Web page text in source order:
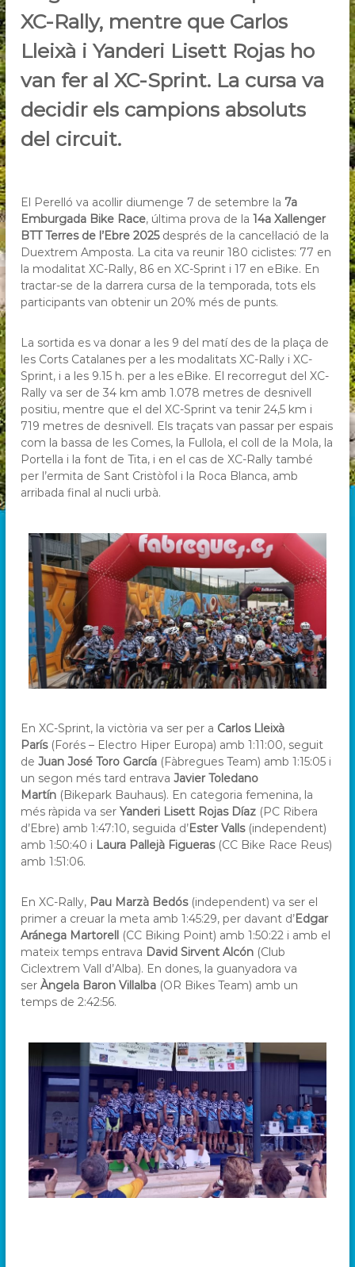
XC-Rally, mentre que Carlos
Lleixà i Yanderi Lisett Rojas ho
van fer al XC-Sprint. La cursa va
decidir els campions absoluts
del circuit.
El Perelló va acollir diumenge 7 de setembre la 7a
Emburgada Bike Race, última prova de la14a Xallenger
BTT Terres de l’Ebre 2025després de la cancel·lació de la
Duextrem Amposta. La cita va reunir 180 ciclistes: 77 en
la modalitat XC-Rally, 86 en XC-Sprint i 17 en eBike. En
tractar-se de la darrera cursa de la temporada, tots els
participants van obtenir un 20% més de punts.
La sortida es va donar a les 9 del matí des de la plaça de
les Corts Catalanes per a les modalitats XC-Rally i XC-
Sprint, i a les 9.15 h. per a les eBike. El recorregut del XC-
Rally va ser de 34 km amb 1.078 metres de desnivell
positiu, mentre que el del XC-Sprint va tenir 24,5 km i
719 metres de desnivell. Els traçats van passar per espais
com la bassa de les Comes, la Fullola, el coll de la Mola, la
Portella i la font de Tita, i en el cas de XC-Rally també
per l’ermita de Sant Cristòfol i la Roca Blanca, amb
arribada final al nucli urbà.
En XC-Sprint, la victòria va ser per a Carlos Lleixà
París(Forés – Electro Hiper Europa) amb 1:11:00, seguit
deJuan José Toro García (Fàbregues Team) amb 1:15:05 i
un segon més tard entravaJavier Toledano
Martín (Bikepark Bauhaus). En categoria femenina, la
més ràpida va serYanderi Lisett Rojas Díaz (PC Ribera
d’Ebre) amb 1:47:10, seguida d’Ester Valls(independent)
amb 1:50:40 i Laura Pallejà Figueras(CC Bike Race Reus)
amb 1:51:06.
En XC-Rally, Pau Marzà Bedós(independent) va ser el
primer a creuar la meta amb 1:45:29, per davant d’Edgar
Aránega Martorell (CC Biking Point) amb 1:50:22 i amb el
mateix temps entrava David Sirvent Alcón (Club
Ciclextrem Vall d’Alba). En dones, la guanyadora va
serÀngela Baron Villalba (OR Bikes Team) amb un
temps de 2:42:56.